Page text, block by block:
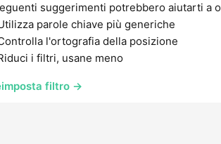
suggerimenti potrebbero aiutarti a
parole chiave più generiche
l'ortografia della posizione
i filtri, usane meno
filtro →